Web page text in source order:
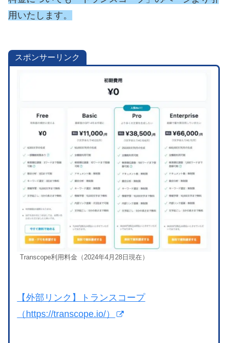
用いたします。
スポンサーリンク
Transcope利用料金（2024年4月28日現在）
【外部リンク】トランスコープ
（https://transcope.io/）